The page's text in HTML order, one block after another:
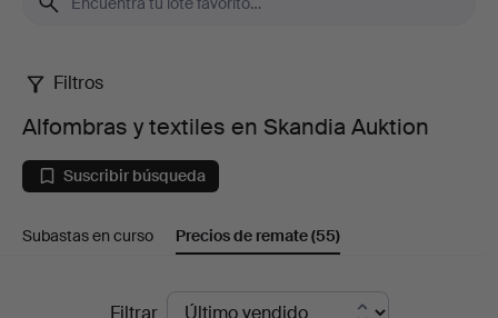
Alfombras
textiles
en
Filtros
Alfombras y textiles en Skandia Auktion
Suscribir búsqueda
Subastas en curso Precios de remate(55)
Filtrar